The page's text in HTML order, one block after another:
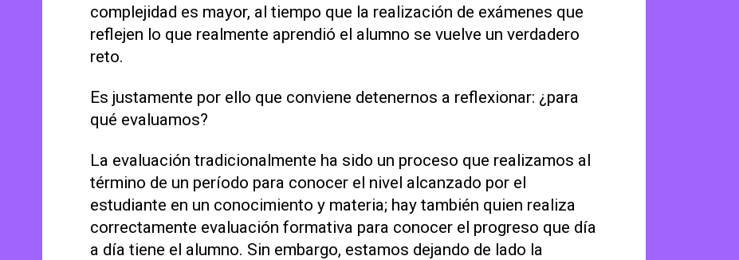
complejidad es mayor, al tiempo que la realización de exámenes que
reflejen lo que realmente aprendió el alumno se vuelve un verdadero
reto.
Es justamente por ello que conviene detenernos a reflexionar: ¿para
qué evaluamos?
La evaluación tradicionalmente ha sido un proceso que realizamos al
término de un período para conocer el nivel alcanzado por el
estudiante en un conocimiento y materia; hay también quien realiza
correctamente evaluación formativa para conocer el progreso que día
a día tiene el alumno. Sin embargo, estamos dejando de lado la